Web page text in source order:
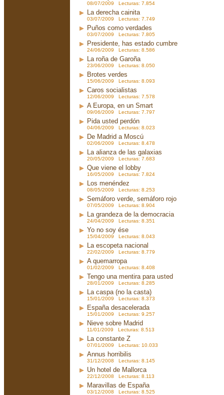
08/07/2009 Lecturas: 7.854
La derecha cainita
03/07/2009 Lecturas: 7.749
Puños como verdades
03/07/2009 Lecturas: 7.805
Presidente, has estado cumbre
24/06/2009 Lecturas: 8.586
La roña de Garoña
23/06/2009 Lecturas: 8.050
Brotes verdes
15/06/2009 Lecturas: 8.093
Caros socialistas
12/06/2009 Lecturas: 7.578
A Europa, en un Smart
09/06/2009 Lecturas: 7.797
Pida usted perdón
04/06/2009 Lecturas: 8.023
De Madrid a Moscú
02/06/2009 Lecturas: 8.478
La alianza de las galaxias
20/05/2009 Lecturas: 7.683
Que viene el lobby
16/05/2009 Lecturas: 7.824
Los menéndez
08/05/2009 Lecturas: 8.253
Semáforo verde, semáforo rojo
07/05/2009 Lecturas: 8.904
La grandeza de la democracia
24/04/2009 Lecturas: 8.351
Yo no soy ése
15/04/2009 Lecturas: 8.043
La escopeta nacional
22/02/2009 Lecturas: 8.779
A quemarropa
01/02/2009 Lecturas: 8.408
Tengo una mentira para usted
28/01/2009 Lecturas: 8.285
La caspa (no la casta)
15/01/2009 Lecturas: 8.373
España desacelerada
15/01/2009 Lecturas: 9.257
Nieve sobre Madrid
11/01/2009 Lecturas: 8.513
La constante Z
07/01/2009 Lecturas: 10.033
Annus horribilis
31/12/2008 Lecturas: 8.145
Un hotel de Mallorca
22/12/2008 Lecturas: 8.113
Maravillas de España
03/12/2008 Lecturas: 8.525